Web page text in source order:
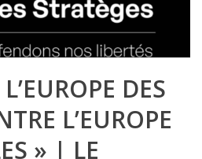
DES
L’EUROPE
» | LE